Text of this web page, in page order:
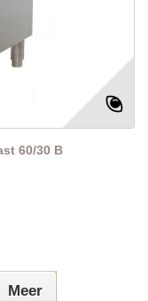
60/30 B
Meer